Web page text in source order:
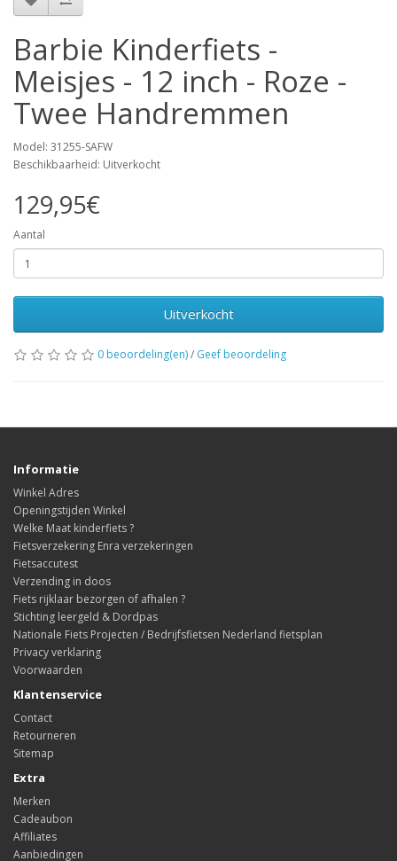
Barbie Kinderfiets -
Meisjes - 12 inch - Roze -
Twee Handremmen
Model: 31255-SAFW
Beschikbaarheid: Uitverkocht
129,95€
Aantal
Uitverkocht
0 beoordeling(en)/ Geef beoordeling
Informatie
Winkel Adres
Openingstijden Winkel
Welke Maat kinderfiets ?
Fietsverzekering Enra verzekeringen
Fietsaccutest
Verzending in doos
Fiets rijklaar bezorgen of afhalen ?
Stichting leergeld & Dordpas
Nationale Fiets Projecten / Bedrijfsfietsen Nederland fietsplan
Privacy verklaring
Voorwaarden
Klantenservice
Contact
Retourneren
Sitemap
Extra
Merken
Cadeaubon
Affiliates
Aanbiedingen